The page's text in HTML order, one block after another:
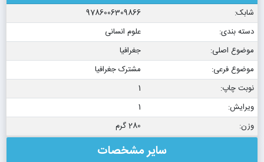
شابک:
9786006309866
دسته بندی:
علوم انسانی
موضوع اصلی:
جغرافیا
موضوع فرعی:
مشترک جغرافیا
نوبت چاپ:
1
ویرایش:
1
وزن:
280 گرم
سایر مشخصات